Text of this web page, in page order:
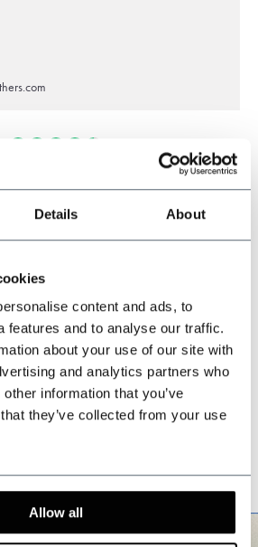
Details About
content and ads, to
features and to analyse our traffic.
about your use of our site with
and analytics partners who
information that you’ve
they’ve collected from your use
Allow all
Webwinkel-keurmerk
mayor y ahorre
se suele comprar con...